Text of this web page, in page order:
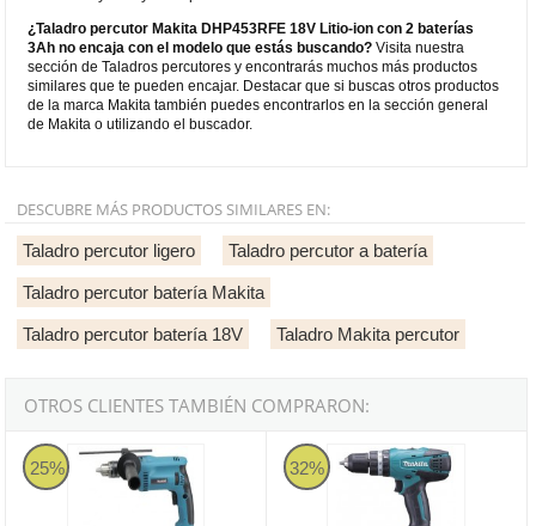
¿Taladro percutor Makita DHP453RFE 18V Litio-ion con 2 baterías
3Ah no encaja con el modelo que estás buscando? Visita nuestra
sección de Taladros percutores y encontrarás muchos más productos
similares que te pueden encajar. Destacar que si buscas otros productos
de la marca Makita también puedes encontrarlos en la sección general
de Makita o utilizando el buscador.
DESCUBRE MÁS PRODUCTOS SIMILARES EN:
Taladro percutor ligero Taladro percutor a batería
Taladro percutor batería Makita
Taladro percutor batería 18V Taladro Makita percutor
OTROS CLIENTES TAMBIÉN COMPRARON:
25%
Taladro percutor Makita HP1500K - 550W
32%
Taladro percutor Makita